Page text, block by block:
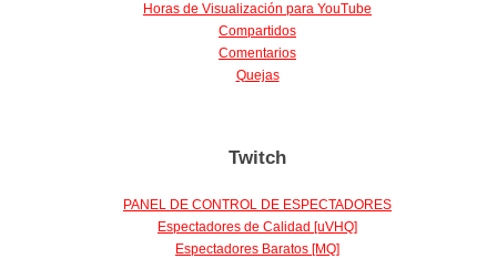
Horas de Visualización para YouTube
Compartidos
Comentarios
Quejas
Twitch
PANEL DE CONTROL DE ESPECTADORES
Espectadores de Calidad [uVHQ]
Espectadores Baratos [MQ]